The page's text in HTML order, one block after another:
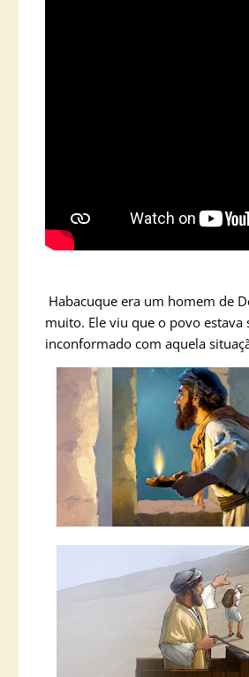
Habacuque era um homem de
muito. Ele viu que o povo estava
inconformado com aquela